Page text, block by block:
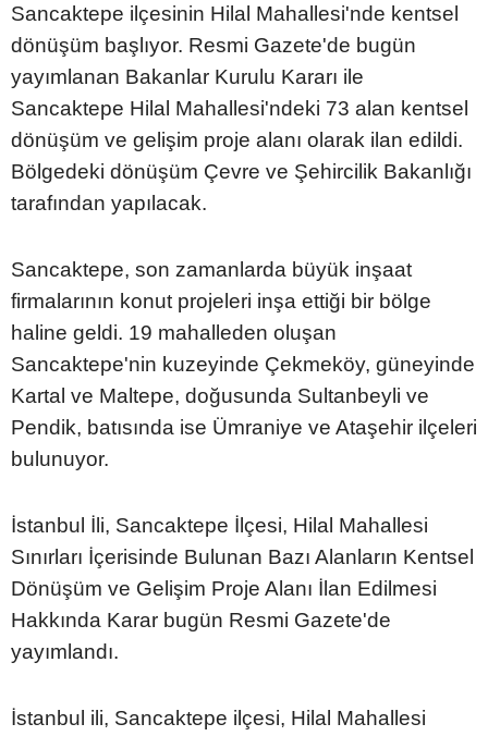
Sancaktepe ilçesinin Hilal Mahallesi'nde kentsel
dönüşüm başlıyor. Resmi Gazete'de bugün
yayımlanan Bakanlar Kurulu Kararı ile
Sancaktepe Hilal Mahallesi'ndeki 73 alan kentsel
dönüşüm ve gelişim proje alanı olarak ilan edildi.
Bölgedeki dönüşüm Çevre ve Şehircilik Bakanlığı
tarafından yapılacak.
Sancaktepe, son zamanlarda büyük inşaat
firmalarının konut projeleri inşa ettiği bir bölge
haline geldi. 19 mahalleden oluşan
Sancaktepe'nin kuzeyinde Çekmeköy, güneyinde
Kartal ve Maltepe, doğusunda Sultanbeyli ve
Pendik, batısında ise Ümraniye ve Ataşehir ilçeleri
bulunuyor.
İstanbul İli, Sancaktepe İlçesi, Hilal Mahallesi
Sınırları İçerisinde Bulunan Bazı Alanların Kentsel
Dönüşüm ve Gelişim Proje Alanı İlan Edilmesi
Hakkında Karar bugün Resmi Gazete'de
yayımlandı.
İstanbul ili, Sancaktepe ilçesi, Hilal Mahallesi